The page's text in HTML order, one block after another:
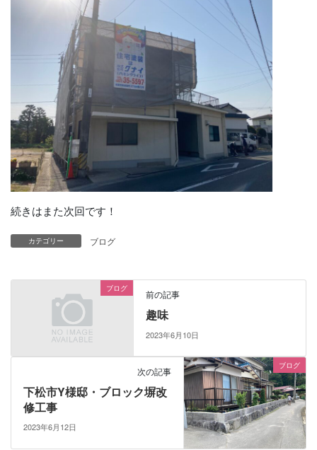
続きはまた次回です！
カテゴリー ブログ
ブログ 前の記事
趣味
2023年6月10日
ブログ
次の記事
下松市Y様邸・ブロック塀改
修工事
2023年6月12日